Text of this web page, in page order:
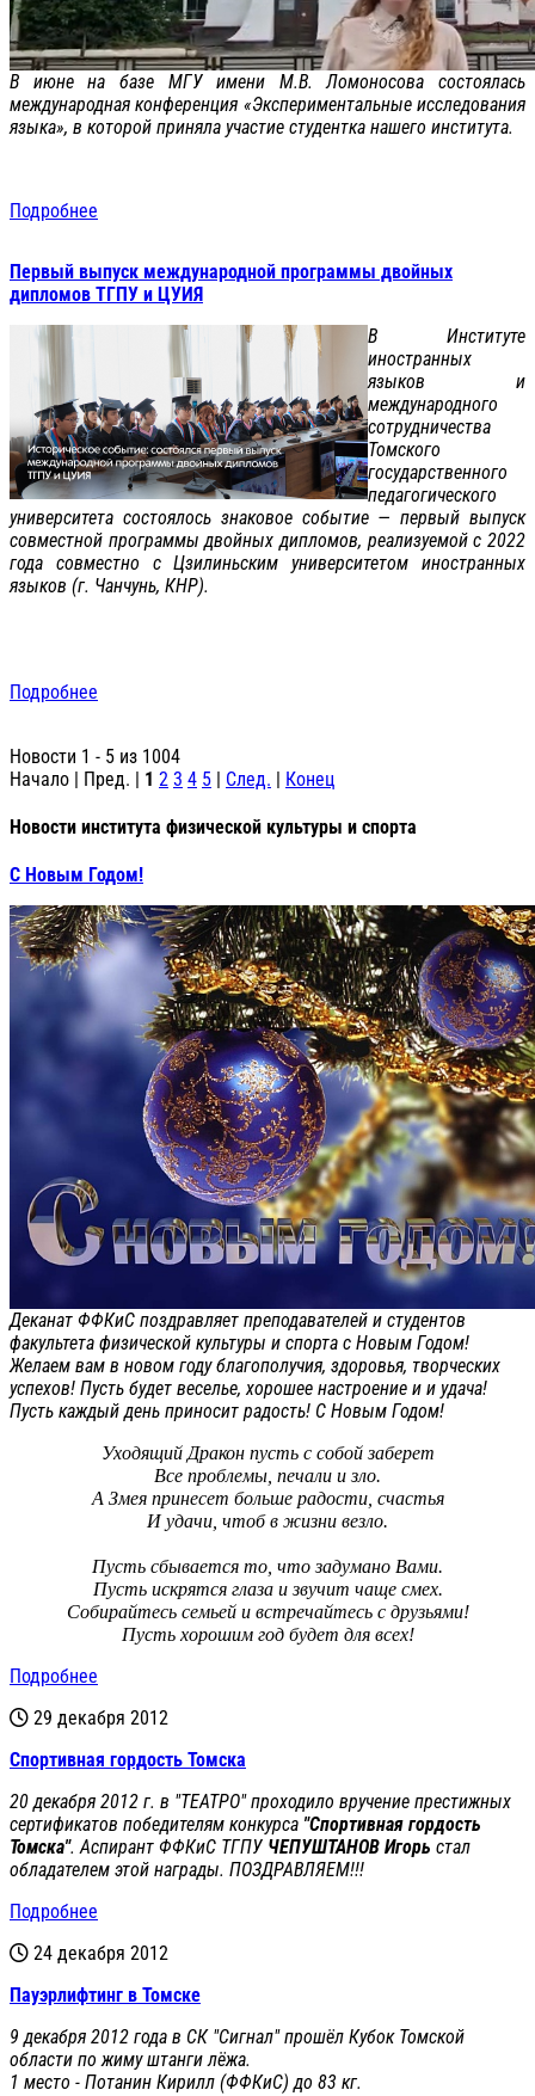
В июне на базе МГУ имени М.В. Ломоносова состоялась
международная конференция «Экспериментальные исследования
языка», в которой приняла участие студентка нашего института.
Подробнее
Первый выпуск международной программы двойных
дипломов ТГПУ и ЦУИЯ
В Институте
иностранных
языков и
международного
сотрудничества
Томского
государственного
педагогического
университета состоялось знаковое событие — первый выпуск
совместной программы двойных дипломов, реализуемой с 2022
года совместно с Цзилиньским университетом иностранных
языков (г. Чанчунь, КНР).
Подробнее
Новости 1 - 5 из 1004
Начало | Пред. | 1 2 3 4 5 | След. | Конец
Новости института физической культуры и спорта
С Новым Годом!
Деканат ФФКиС поздравляет преподавателей и студентов
факультета физической культуры и спорта с Новым Годом!
Желаем вам в новом году благополучия, здоровья, творческих
успехов! Пусть будет веселье, хорошее настроение и и удача!
Пусть каждый день приносит радость! С Новым Годом!
Уходящий Дракон пусть с собой заберет
Все проблемы, печали и зло.
А Змея принесет больше радости, счастья
И удачи, чтоб в жизни везло.
Пусть сбывается то, что задумано Вами.
Пусть искрятся глаза и звучит чаще смех.
Собирайтесь семьей и встречайтесь с друзьями!
Пусть хорошим год будет для всех!
Подробнее
29 декабря 2012
Спортивная гордость Томска
20 декабря 2012 г. в "ТЕАТРО" проходило вручение престижных
сертификатов победителям конкурса "Спортивная гордость
Томска". Аспирант ФФКиС ТГПУ ЧЕПУШТАНОВ Игорь стал
обладателем этой награды. ПОЗДРАВЛЯЕМ!!!
Подробнее
24 декабря 2012
Пауэрлифтинг в Томске
9 декабря 2012 года в СК "Сигнал" прошёл Кубок Томской
области по жиму штанги лёжа.
1 место - Потанин Кирилл (ФФКиС) до 83 кг.